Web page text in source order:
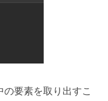
要素を取り出すこ